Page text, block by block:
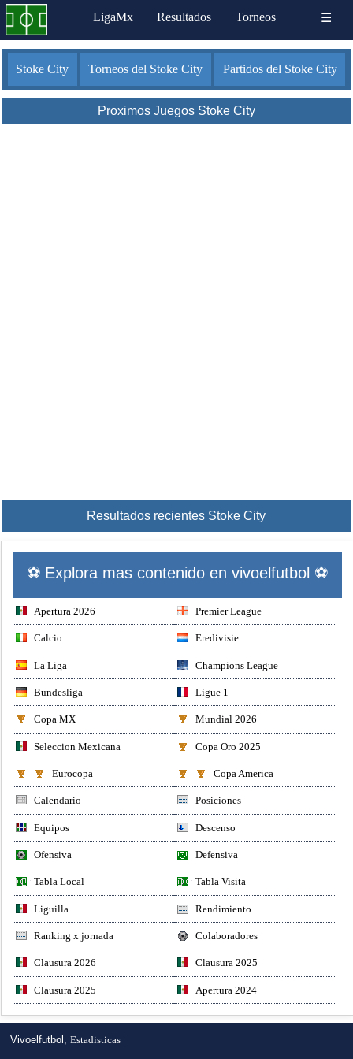
LigaMx Resultados Torneos ☰
Stoke City Torneos del Stoke City Partidos del Stoke City
Proximos Juegos Stoke City
Resultados recientes Stoke City
⚽ Explora mas contenido en vivoelfutbol ⚽
Apertura 2026 Premier League
Calcio Eredivisie
La Liga Champions League
Bundesliga Ligue 1
Copa MX Mundial 2026
Seleccion Mexicana Copa Oro 2025
Eurocopa Copa America
Calendario Posiciones
Equipos Descenso
Ofensiva Defensiva
Tabla Local Tabla Visita
Liguilla Rendimiento
Ranking x jornada Colaboradores
Clausura 2026 Clausura 2025
Clausura 2025 Apertura 2024
Vivoelfutbol,Estadisticas